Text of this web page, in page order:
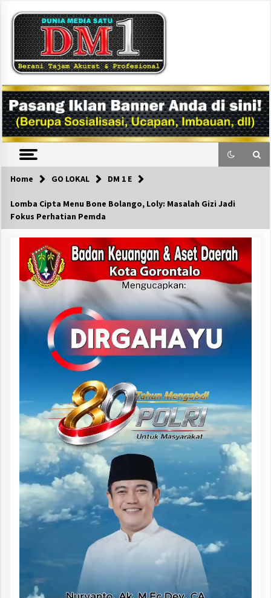
content
DM1
Home GO LOKAL DM 1 E
Lomba Cipta Menu Bone Bolango, Loly: Masalah Gizi Jadi
Fokus Perhatian Pemda